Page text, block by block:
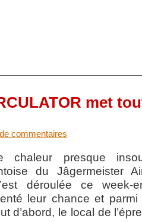
met
commentaires
chaleur presque
du Jâgermeister
déroulée ce
leur chance et
d’abord, le local de